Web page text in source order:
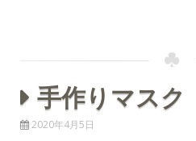
手作りマスク
2020年4月5日